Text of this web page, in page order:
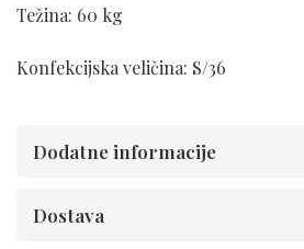
Težina: 60 kg
Konfekcijska veličina: S/36
Dodatne informacije
Dostava